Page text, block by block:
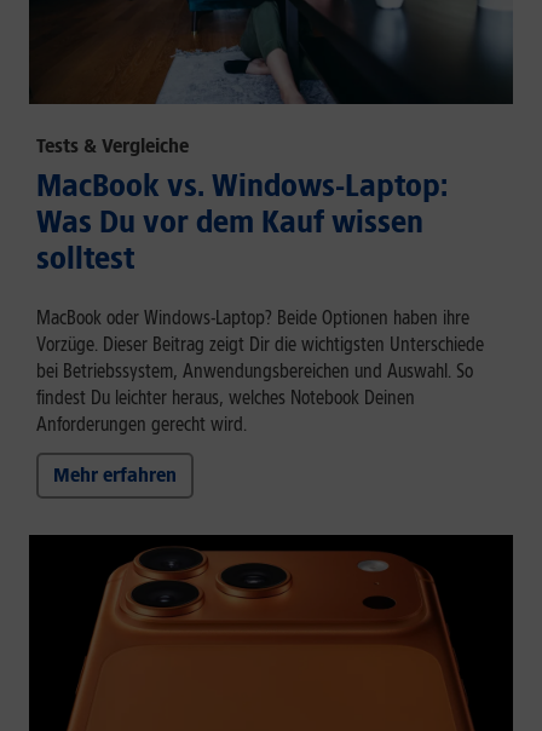
Tests & Vergleiche
MacBook vs. Windows-Laptop:
Was Du vor dem Kauf wissen
solltest
MacBook oder Windows-Laptop? Beide Optionen haben ihre
Vorzüge. Dieser Beitrag zeigt Dir die wichtigsten Unterschiede
bei Betriebssystem, Anwendungsbereichen und Auswahl. So
findest Du leichter heraus, welches Notebook Deinen
Anforderungen gerecht wird.
Mehr erfahren